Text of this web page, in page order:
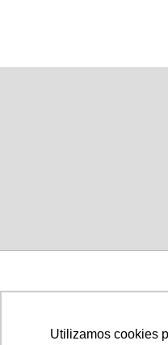
Utilizamos cookies